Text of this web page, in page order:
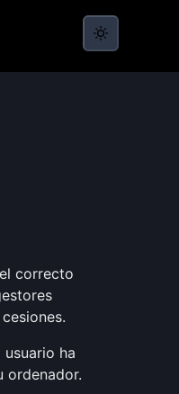
correcto
ha
ordenador.